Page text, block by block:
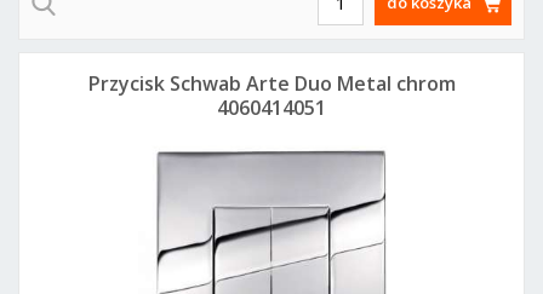
Przycisk Schwab Arte Duo Metal chrom
4060414051